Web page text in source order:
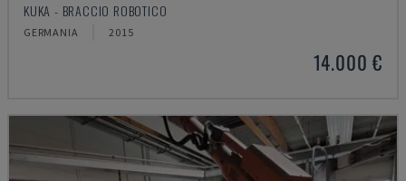
KUKA - BRACCIO ROBOTICO
GERMANIA 2015
14.000 €